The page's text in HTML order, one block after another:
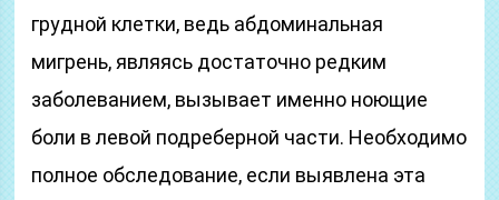
грудной клетки, ведь абдоминальная
мигрень, являясь достаточно редким
заболеванием, вызывает именно ноющие
боли в левой подреберной части. Необходимо
полное обследование, если выявлена эта